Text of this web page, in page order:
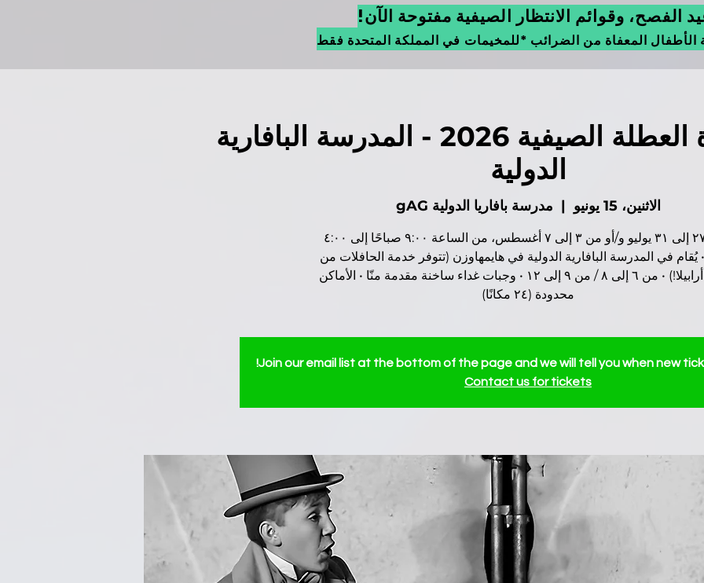
وقوائم الانتظار الصيفية مفتوحة الآن!
الأطفال المعفاة من الضرائب *للمخيمات في المملكة المتحدة فقط
ميونخ - دورة العطلة الصيفية 2026 - المدرسة البافارية
الدولية
الاثنين، 15 يونيو
  |
مدرسة بافاريا الدولية gAG
• من ٢٧ إلى ٣١ يوليو و/أو من ٣ إلى ٧ أغسطس، من الساعة ٩:٠٠ صباحًا إلى ٤:٠٠
يُقام في المدرسة البافارية الدولية في هايمهاوزن (تتوفر خدمة الحافلات من
حديقة أرابيلا!) • من ٦ إلى ٨ / من ٩ إلى ١٢ • وجبات غداء ساخنة مقدمة منّا • الأماكن
محدودة (٢٤ مكانًا)
Join our email list at the bottom of the page and we will tell you when new
Contact us for tickets